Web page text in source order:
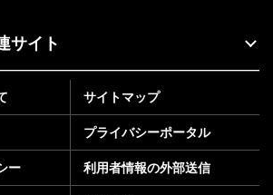
サイト
サイトマップ
プライバシーポータル
ー 利用者情報の外部送信